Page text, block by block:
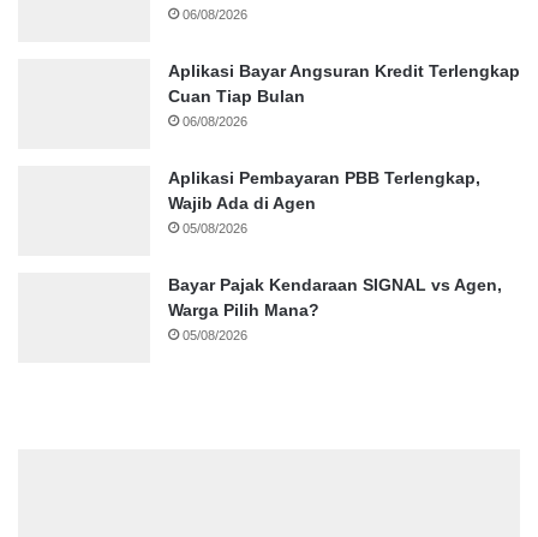
06/08/2026
Aplikasi Bayar Angsuran Kredit Terlengkap
Cuan Tiap Bulan
06/08/2026
Aplikasi Pembayaran PBB Terlengkap,
Wajib Ada di Agen
05/08/2026
Bayar Pajak Kendaraan SIGNAL vs Agen,
Warga Pilih Mana?
05/08/2026